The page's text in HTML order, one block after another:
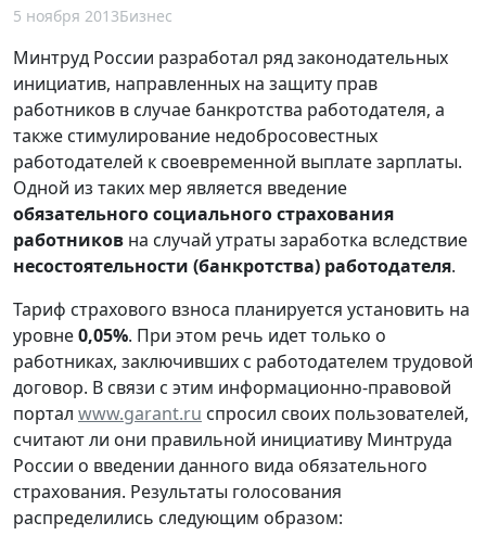
5 ноября 2013Бизнес
Минтруд России разработал ряд законодательных
инициатив, направленных на защиту прав
работников в случае банкротства работодателя, а
также стимулирование недобросовестных
работодателей к своевременной выплате зарплаты.
Одной из таких мер является введение
обязательного социального страхования
работников на случай утраты заработка вследствие
несостоятельности (банкротства) работодателя.
Тариф страхового взноса планируется установить на
уровне0,05%. При этом речь идет только о
работниках, заключивших с работодателем трудовой
договор. В связи с этим информационно-правовой
портал www.garant.ru спросил своих пользователей,
считают ли они правильной инициативу Минтруда
России о введении данного вида обязательного
страхования. Результаты голосования
распределились следующим образом: